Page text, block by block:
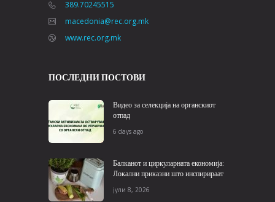
389.70245515
macedonia@rec.org.mk
www.rec.org.mk
ПОСЛЕДНИ ПОСТОВИ
Видео за селекција на органскиот
отпад
6 days ago
Балканот и циркуларната економија:
Локални приказни што инспирираат
јули 8, 2026